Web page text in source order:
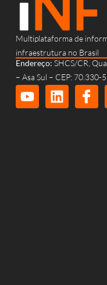
Multiplataforma de
infraestrutura no Brasil
Endereço: SHCS/CR,
– Asa Sul – CEP: 70.330-